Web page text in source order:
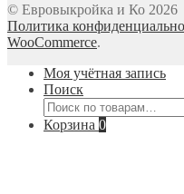
© Евровыкройка и Ко 2026
Политика
WooCommerce.
Моя учётная запись
Поиск
Искать:
Корзина 0